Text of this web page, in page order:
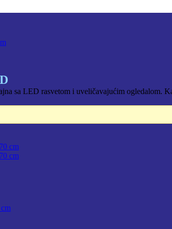
cena
je:
25.900,00 RSD.
sa LED rasvetom i uveličavajućim ogledalom.